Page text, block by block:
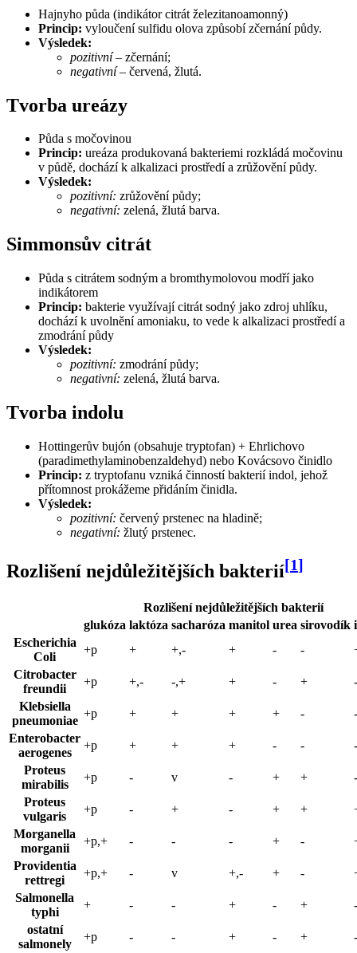
Hajnyho půda (indikátor citrát železitanoamonný)
Princip: vyloučení sulfidu olova způsobí zčernání půdy.
Výsledek:
pozitivní– zčernání;
negativní– červená, žlutá.
Tvorba ureázy
Půda s močovinou
Princip: ureáza produkovaná bakteriemi rozkládá močovinu
v půdě, dochází k alkalizaci prostředí a zrůžovění půdy.
Výsledek:
pozitivní: zrůžovění půdy;
negativní: zelená, žlutá barva.
Simmonsův citrát
Půda s citrátem sodným a bromthymolovou modří jako
indikátorem
Princip: bakterie využívají citrát sodný jako zdroj uhlíku,
dochází k uvolnění amoniaku, to vede k alkalizaci prostředí a
zmodrání půdy
Výsledek:
pozitivní: zmodrání půdy;
negativní: zelená, žlutá barva.
Tvorba indolu
Hottingerův bujón (obsahuje tryptofan) + Ehrlichovo
(paradimethylaminobenzaldehyd) nebo Kovácsovo činidlo
Princip: z tryptofanu vzniká činností bakterií indol, jehož
přítomnost prokážeme přidáním činidla.
Výsledek:
pozitivní: červený prstenec na hladině;
negativní: žlutý prstenec.
Rozlišení nejdůležitějších bakterií[1]
Rozlišení nejdůležitějších bakterií
glukóza laktóza sacharóza manitol urea sirovodík
Escherichia
Coli
+p + +,- + - -
Citrobacter
freundii
+p +,- -,+ + - +
-
Klebsiella
pneumoniae
+p + + + + -
-
Enterobacter
aerogenes
+p + + + - -
-
Proteus
mirabilis
+p - v - + +
-
Proteus
vulgaris
+p - + - + +
Morganella
morganii
+p,+ - - - + -
Providentia
rettregi
+p,+ - v +,- + -
Salmonella
typhi
+ - - + - +
-
ostatní
salmonely
+p - - + - +
-